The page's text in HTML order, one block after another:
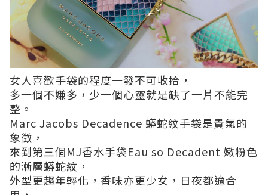
女人喜歡手袋的程度一發不可收拾，
多一個不嫌多，少一個心靈就是缺了一片不能完
整。
Marc Jacobs Decadence 蟒蛇紋手袋是貴氣的
象徵，
來到第三個MJ香水手袋Eau so Decadent 嫩粉色
的漸層蟒蛇紋，
外型更趨年輕化，香味亦更少女，日夜都適合